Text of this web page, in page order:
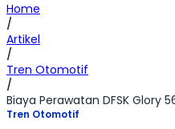
Home
/
Artikel
/
Tren Otomotif
/
Biaya Perawatan DFSK Glory
Tren Otomotif